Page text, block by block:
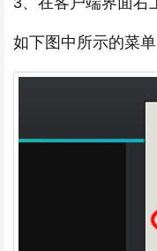
如下图中所示的菜